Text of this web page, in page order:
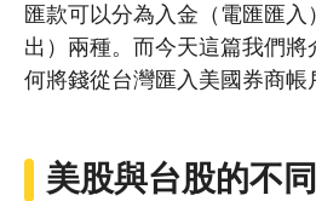
匯款可以分為入金（電匯匯入
出）兩種。而今天這篇我們將
何將錢從台灣匯入美國券商帳
美股與台股的不